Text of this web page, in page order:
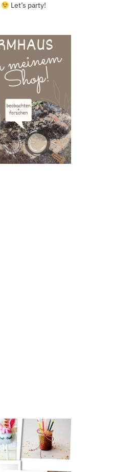
Let’s party!